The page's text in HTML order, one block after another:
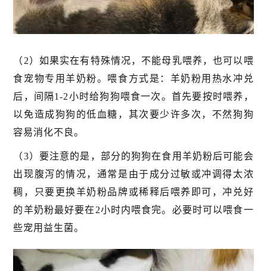
（2）如果实在有特殊情况，不能母乳喂养，也可以喂
食宠物专用羊奶粉。喂食方式是：羊奶粉用热水冲兑
后，间隔1-2小时给狗狗喂食一次。首先要按时喂养，
以免造成狗狗的低血糖，其次要少许多次，不然狗狗
容易消化不良。
（3）要注意的是，部分的狗狗在食用羊奶粉后可能会
出现腹泻的情况，通常是由于成分过敏或冲调得太浓
稠，只要更换羊奶粉品牌或稀释后喂养即可，冲兑好
的羊奶粉最好要在2小时内喂食完。必要时可以喂食一
些宠用益生菌。